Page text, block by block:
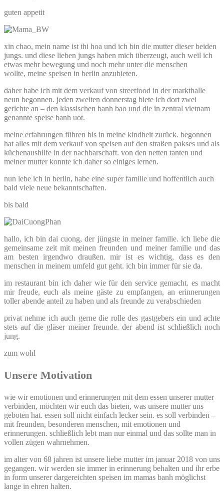
guten appetit
xin chao, mein name ist thi hoa und ich bin die mutter dieser beiden
jungs. und diese lieben jungs haben mich überzeugt, auch weil ich
etwas mehr bewegung und noch mehr unter die menschen
wollte, meine speisen in berlin anzubieten.
daher habe ich mit dem verkauf von streetfood in der markthalle
neun begonnen. jeden zweiten donnerstag biete ich dort zwei
gerichte an – den klassischen banh bao und die in zentral vietnam
genannte speise banh uot.
meine erfahrungen führen bis in meine kindheit zurück. begonnen
hat alles mit dem verkauf von speisen auf den straßen pakses und als
küchenaushilfe in der nachbarschaft. von den netten tanten und
meiner mutter konnte ich daher so einiges lernen.
nun lebe ich in berlin, habe eine super familie und hoffentlich auch
bald viele neue bekanntschaften.
bis bald
hallo, ich bin dai cuong, der jüngste in meiner familie. ich liebe die
gemeinsame zeit mit meinen freunden und meiner familie und das
am besten irgendwo draußen. mir ist es wichtig, dass es den
menschen in meinem umfeld gut geht. ich bin immer für sie da.
im restaurant bin ich daher wie für den service gemacht. es macht
mir freude, euch als meine gäste zu empfangen, an erinnerungen
toller abende anteil zu haben und als freunde zu verabschieden
privat nehme ich auch gerne die rolle des gastgebers ein und achte
stets auf die gläser meiner freunde. der abend ist schließlich noch
jung.
zum wohl
Unsere Motivation
wie wir emotionen und erinnerungen mit dem essen unserer mutter
verbinden, möchten wir euch das bieten, was unsere mutter uns
geboten hat. essen soll nicht einfach lecker sein. es soll verbinden –
mit freunden, besonderen menschen, mit emotionen und
erinnerungen. schließlich lebt man nur einmal und das sollte man in
vollen zügen wahrnehmen.
im alter von 68 jahren ist unsere liebe mutter im januar 2018 von uns
gegangen. wir werden sie immer in erinnerung behalten und ihr erbe
in form unserer dargereichten speisen im mamas banh möglichst
lange in ehren halten.